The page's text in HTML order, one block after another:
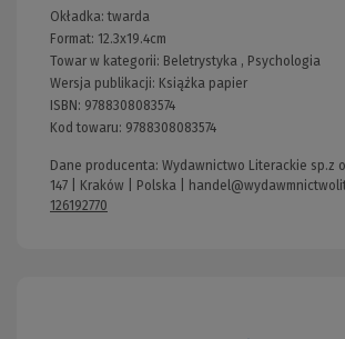
Okładka:twarda
Format: 12.3x19.4cm
Towar w kategorii: Beletrystyka , Psychologia
Wersja publikacji: Książka papier
ISBN: 9788308083574
Kod towaru: 9788308083574
Dane producenta: Wydawnictwo Literackie sp.z
147 | Kraków | Polska |
126192770